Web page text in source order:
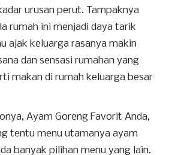
urusan perut. Tampaknya
rumah ini menjadi daya tarik
ajak keluarga rasanya makin
dan sensasi rumahan yang
makan di rumah keluarga besar
Ayam Goreng Favorit Anda,
tentu menu utamanya ayam
banyak pilihan menu yang lain.